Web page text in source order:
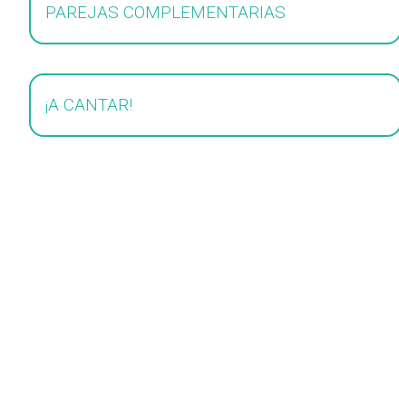
PAREJAS COMPLEMENTARIAS
¡A CANTAR!